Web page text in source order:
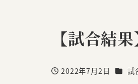
【試合結
投稿日
2022年7月2日 カテ試